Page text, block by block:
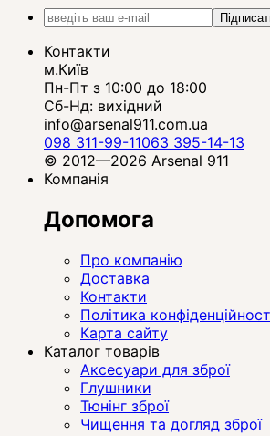
Контакти
м.Київ
Пн-Пт з 10:00 до 18:00
Сб-Нд: вихідний
info@arsenal911.com.ua
098 311-99-11063 395-14-13
© 2012—2026 Arsenal 911
Компанія
Допомога
Про компанію
Доставка
Контакти
Політика
Карта сайту
Каталог товарів
Аксесуари для зброї
Глушники
Тюнінг зброї
Чищення та догляд зброї